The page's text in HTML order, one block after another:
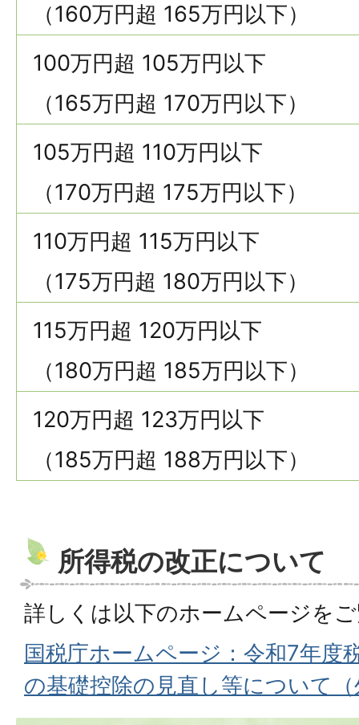
（160万円超 165万円以下）
100万円超 105万円以下
（165万円超 170万円以下）
105万円超 110万円以下
（170万円超 175万円以下）
110万円超 115万円以下
（175万円超 180万円以下）
115万円超 120万円以下
（180万円超 185万円以下）
120万円超 123万円以下
（185万円超 188万円以下）
所得税の改正について
詳しくは以下のホームページを
国税庁ホームページ：令和7年度
の基礎控除の見直し等について